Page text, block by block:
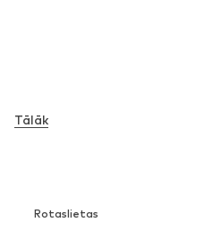
Rotaslietas
Tālāk